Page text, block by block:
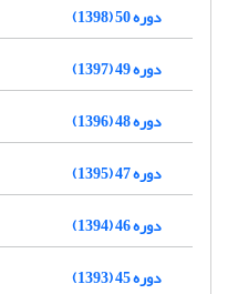
دوره 50 (1398)
دوره 49 (1397)
دوره 48 (1396)
دوره 47 (1395)
دوره 46 (1394)
دوره 45 (1393)